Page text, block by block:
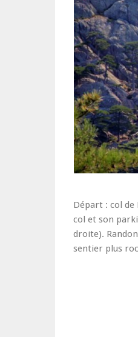
Départ : col de
col et son
droite).
sentier plus